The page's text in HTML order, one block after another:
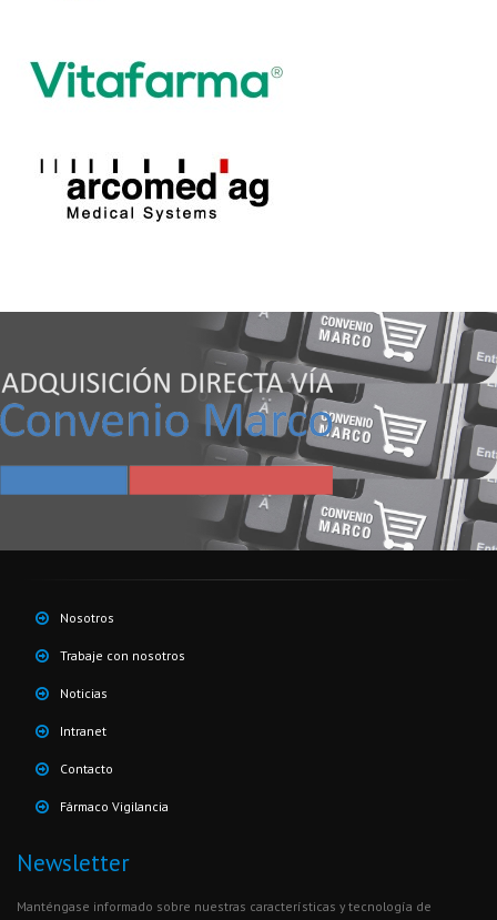
Nosotros
Trabaje con nosotros
Noticias
Intranet
Contacto
Fármaco Vigilancia
Newsletter
Manténgase informado sobre nuestras características y tecnología de